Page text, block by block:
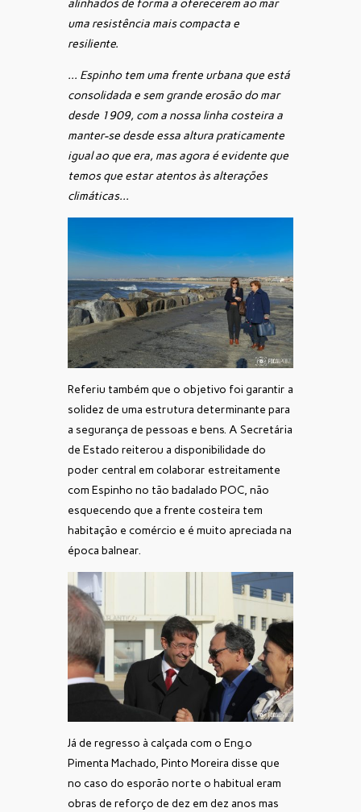
alinhados de forma a oferecerem ao mar
uma resistência mais compacta e
resiliente.
… Espinho tem uma frente urbana que está
consolidada e sem grande erosão do mar
desde 1909, com a nossa linha costeira a
manter-se desde essa altura praticamente
igual ao que era, mas agora é evidente que
temos que estar atentos às alterações
climáticas…
Referiu também que o objetivo foi garantir a
solidez de uma estrutura determinante para
a segurança de pessoas e bens. A Secretária
de Estado reiterou a disponibilidade do
poder central em colaborar estreitamente
com Espinho no tão badalado POC, não
esquecendo que a frente costeira tem
habitação e comércio e é muito apreciada na
época balnear.
Já de regresso à calçada com o Eng.º
Pimenta Machado, Pinto Moreira disse que
no caso do esporão norte o habitual eram
obras de reforço de dez em dez anos mas